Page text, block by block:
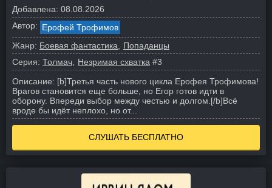
Добавлена: 08.08.2026
Автор: Ерофей Трофимов
Жанр: Боевая фантастика
Попаданцы
Серия: Толмач Незримая схватка #3
Описание: [b]Третья часть нового цикла Ерофея Трофимова!
Врагов становится еще больше, но Егор готов идти в
оборону. Впереди выбор между честью и долгом.[/b]Всё
вроде бы идёт неплохо, но от...
СЛУШАТЬ БЕСПЛАТНО